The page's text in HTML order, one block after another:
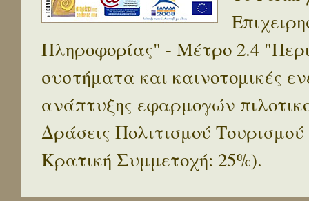
Πληροφορίας" - Μέτρο 2.4
συστήματα και καινοτομικές
ανάπτυξης εφαρμογών
Δράσεις Πολιτισμού
Κρατική Συμμετοχή: 25%).